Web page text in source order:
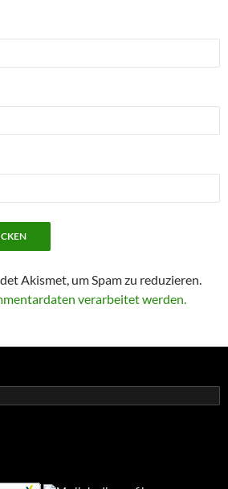
Akismet, um Spam zu reduzieren.
verarbeitet werden.